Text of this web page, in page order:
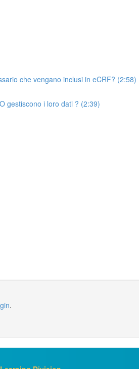
che vengano inclusi in eCRF? (2:58)
gestiscono i loro dati ? (2:39)
.